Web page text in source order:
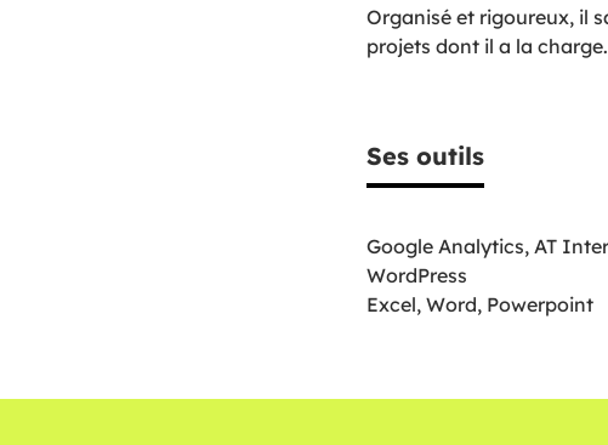
Organisé et rigoureux, il
projets dont il a la charge.
Ses outils
Google Analytics, AT
WordPress
Excel, Word, Powerpoint